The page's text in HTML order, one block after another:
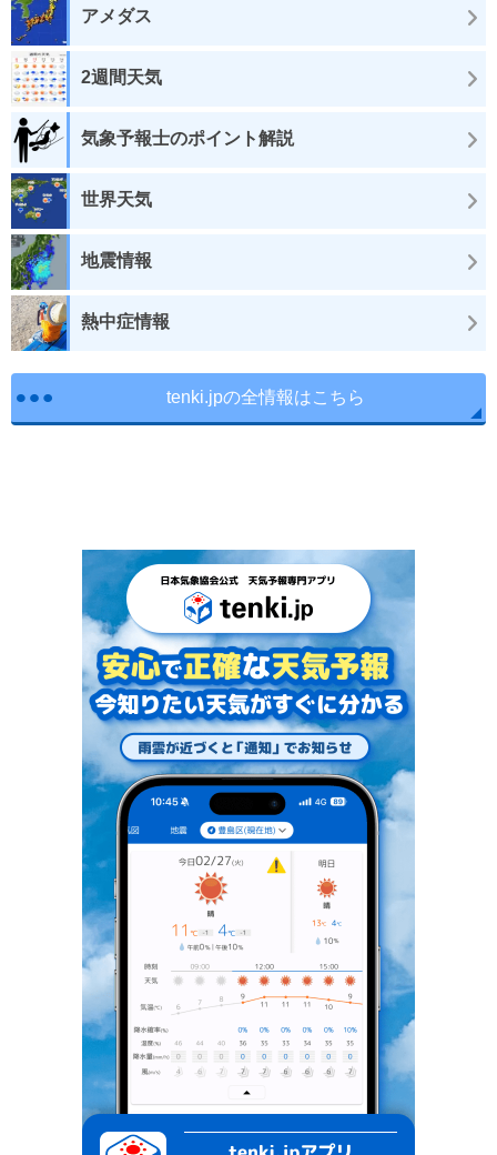
アメダス
2週間天気
気象予報士のポイント解説
世界天気
地震情報
熱中症情報
tenki.jpの全情報はこちら